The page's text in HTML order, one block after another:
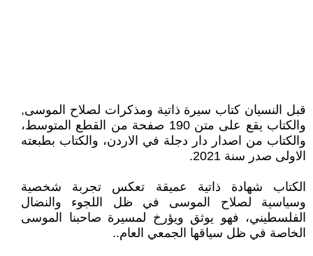
قبل النسيان كتاب سيرة ذاتية ومذكرات لصلاح الموسى,
والكتاب يقع على متن 190 صفحة من القطع المتوسط،
والكتاب من اصدار دار دجلة في الاردن، والكتاب بطبعته
الاولى صدر سنة 2021.
الكتاب شهادة ذاتية عميقة تعكس تجربة شخصية
وسياسية لصلاح الموسى في ظل اللجوء والنضال
الفلسطيني، فهو يوثق ويؤرخ لمسيرة صاحبنا الموسى
الخاصة في ظل سياقها الجمعي العام..